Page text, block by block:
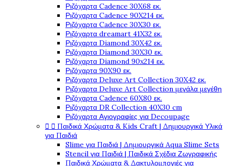
Ριζόχαρτα Cadence 30X68 εκ.
Ριζόχαρτα Cadence 90X214 εκ.
Ριζόχαρτα Cadence 30X30 εκ.
Ριζόχαρτα dreamart 41X32 εκ.
Ριζόχαρτα Diamond 30X42 εκ.
Ριζόχαρτα Diamond 30X30 εκ.
Ριζόχαρτα Diamond 90x214 εκ.
Ριζόχαρτα 90X90 εκ.
Ριζόχαρτα Deluxe Art Collection 30X42 εκ.
Ριζόχαρτα Deluxe Art Collection μεγάλα μεγέθη
Ριζόχαρτα Cadence 60X80 εκ.
Ριζόχαρτα DR Collection 40X30 cm
Ριζόχαρτα Αγιογραφίες για Decoupage
  Παιδικά Χρώματα & Kids Craft | Δημιουργικά Υλικά
για Παιδιά
Slime για Παιδιά | Δημιουργικά Aqua Slime Sets
Stencil για Παιδιά | Παιδικά Σχέδια Ζωγραφικής
Παιδικά Χρώματα & Δακτυλομπογιές για